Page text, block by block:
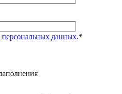
персональных данных.*